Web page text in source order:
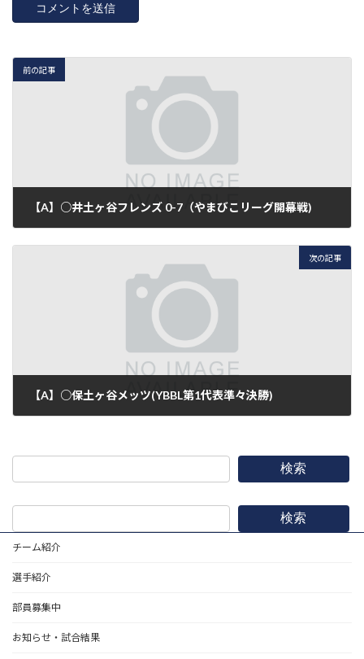
前の記事
【A】○井土ヶ谷フレンズ 0-7（やまびこリーグ開幕戦)
次の記事
【A】○保土ヶ谷メッツ(YBBL第1代表準々決勝)
検索
検索
チーム紹介
選手紹介
部員募集中
お知らせ・試合結果